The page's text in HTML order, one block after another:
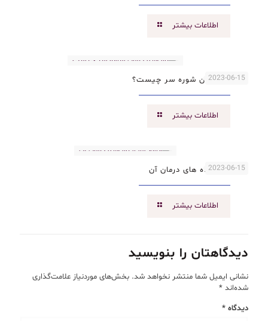
اطلاعات بیشتر
2023-06-15
راه های درمان شوره سر چیست؟
اطلاعات بیشتر
2023-06-15
انواع مو و راه های درمان آن
اطلاعات بیشتر
دیدگاهتان را بنویسید
نشانی ایمیل شما منتشر نخواهد شد. بخش‌های موردنیاز علامت‌گذاری
شده‌اند *
دیدگاه *